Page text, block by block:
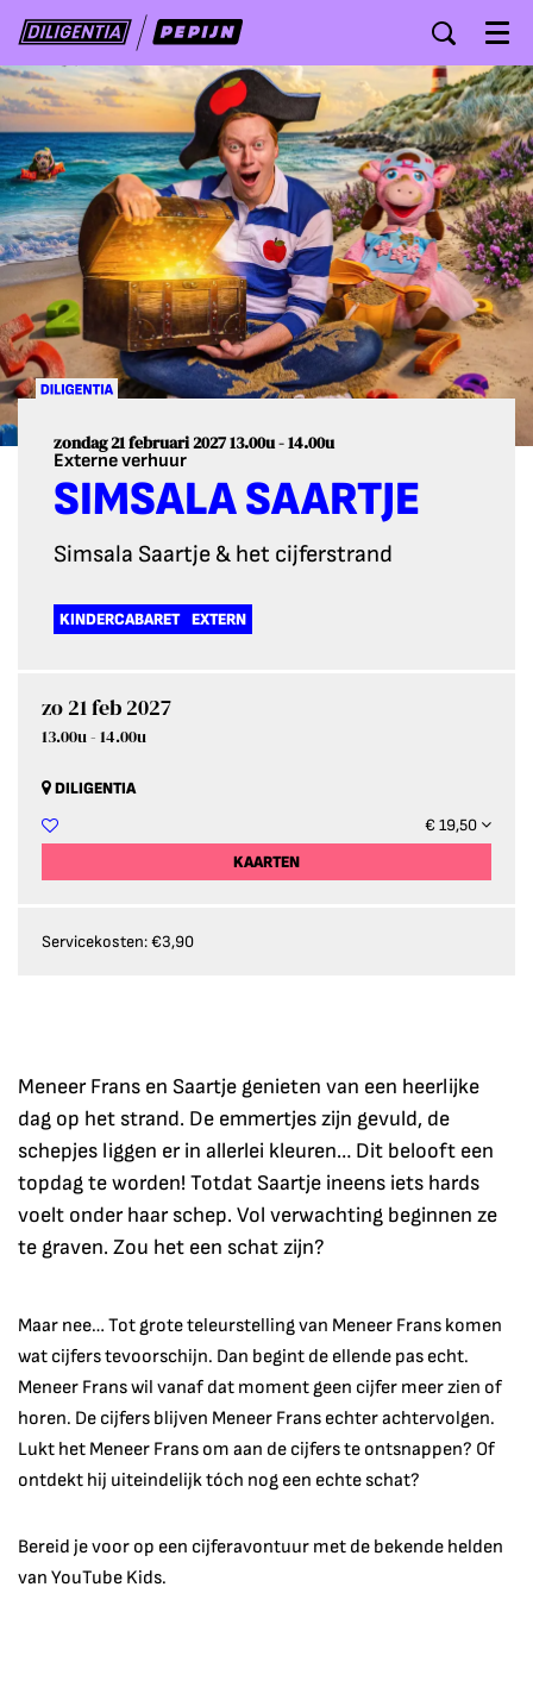
Menu
SIMSALA SAARTJE
Simsala Saartje & het cijferstrand
Externe verhuur
zondag 21 februari 202713.00u - 14.00u
KINDERCABARET EXTERN
zo 21 feb 2027
13.00u- 14.00u
DILIGENTIA
€ 19,50
KAARTEN
Servicekosten: €3,90
Meneer Frans en Saartje genieten van een heerlijke
dag op het strand. De emmertjes zijn gevuld, de
schepjes liggen er in allerlei kleuren… Dit belooft een
topdag te worden! Totdat Saartje ineens iets hards
voelt onder haar schep. Vol verwachting beginnen ze
te graven. Zou het een schat zijn?
Maar nee… Tot grote teleurstelling van Meneer Frans komen
wat cijfers tevoorschijn. Dan begint de ellende pas echt.
Meneer Frans wil vanaf dat moment geen cijfer meer zien of
horen. De cijfers blijven Meneer Frans echter achtervolgen.
Lukt het Meneer Frans om aan de cijfers te ontsnappen? Of
ontdekt hij uiteindelijk tóch nog een echte schat?
Bereid je voor op een cijferavontuur met de bekende helden
van YouTube Kids.